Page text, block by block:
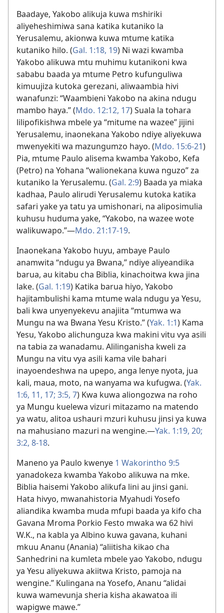
Baadaye, Yakobo alikuja kuwa mshiriki
aliyeheshimiwa sana katika kutaniko la
Yerusalemu, akionwa kuwa mtume katika
kutaniko hilo. (Gal. 1:18, 19) Ni wazi kwamba
Yakobo alikuwa mtu muhimu kutanikoni kwa
sababu baada ya mtume Petro kufunguliwa
kimuujiza kutoka gerezani, aliwaambia hivi
wanafunzi: “Waambieni Yakobo na akina ndugu
mambo haya.” (Mdo. 12:12, 17) Suala la tohara
lilipofikishwa mbele ya “mitume na wazee” jijini
Yerusalemu, inaonekana Yakobo ndiye aliyekuwa
mwenyekiti wa mazungumzo hayo. (Mdo. 15:6-21)
Pia, mtume Paulo alisema kwamba Yakobo, Kefa
(Petro) na Yohana “walionekana kuwa nguzo” za
kutaniko la Yerusalemu. (Gal. 2:9) Baada ya miaka
kadhaa, Paulo alirudi Yerusalemu kutoka katika
safari yake ya tatu ya umishonari, na aliposimulia
kuhusu huduma yake, “Yakobo, na wazee wote
walikuwapo.”​—Mdo. 21:17-19.
Inaonekana Yakobo huyu, ambaye Paulo
anamwita “ndugu ya Bwana,” ndiye aliyeandika
barua, au kitabu cha Biblia, kinachoitwa kwa jina
lake. (Gal. 1:19) Katika barua hiyo, Yakobo
hajitambulishi kama mtume wala ndugu ya Yesu,
bali kwa unyenyekevu anajiita “mtumwa wa
Mungu na wa Bwana Yesu Kristo.” (Yak. 1:1) Kama
Yesu, Yakobo alichunguza kwa makini vitu vya asili
na tabia za wanadamu. Alilinganisha kweli za
Mungu na vitu vya asili kama vile bahari
inayoendeshwa na upepo, anga lenye nyota, jua
kali, maua, moto, na wanyama wa kufugwa. (Yak.
1:6, 11, 17; 3:5, 7) Kwa kuwa aliongozwa na roho
ya Mungu kuelewa vizuri mitazamo na matendo
ya watu, alitoa ushauri mzuri kuhusu jinsi ya kuwa
na mahusiano mazuri na wengine.​—Yak. 1:19, 20;
3:2, 8-18.
Maneno ya Paulo kwenye 1 Wakorintho 9:5
yanadokeza kwamba Yakobo alikuwa na mke.
Biblia haisemi Yakobo alikufa lini au jinsi gani.
Hata hivyo, mwanahistoria Myahudi Yosefo
aliandika kwamba muda mfupi baada ya kifo cha
Gavana Mroma Porkio Festo mwaka wa 62 hivi
W.K., na kabla ya Albino kuwa gavana, kuhani
mkuu Ananu (Anania) “aliitisha kikao cha
Sanhedrini na kumleta mbele yao Yakobo, ndugu
ya Yesu aliyekuwa akiitwa Kristo, pamoja na
wengine.” Kulingana na Yosefo, Ananu “alidai
kuwa wamevunja sheria kisha akawatoa ili
wapigwe mawe.”